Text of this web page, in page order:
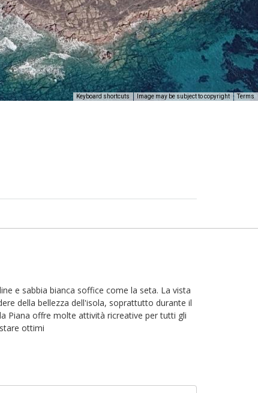
Keyboard shortcuts Image may be subject to copyright Terms
e sabbia bianca soffice come la seta. La vista
della bellezza dell'isola, soprattutto durante il
Piana offre molte attività ricreative per tutti gli
ottimi